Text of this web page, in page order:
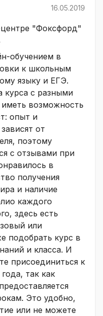
16.05.2019
"Фоксфорд"
обучением в
к школьным
языку и ЕГЭ.
курса с разными
возможность
опыт и
от
поэтому
с отзывами при
в
получения
и наличие
каждого
здесь есть
или
подобрать курс в
и класса. И
присоединиться к
так как
Это удобно,
или не можете